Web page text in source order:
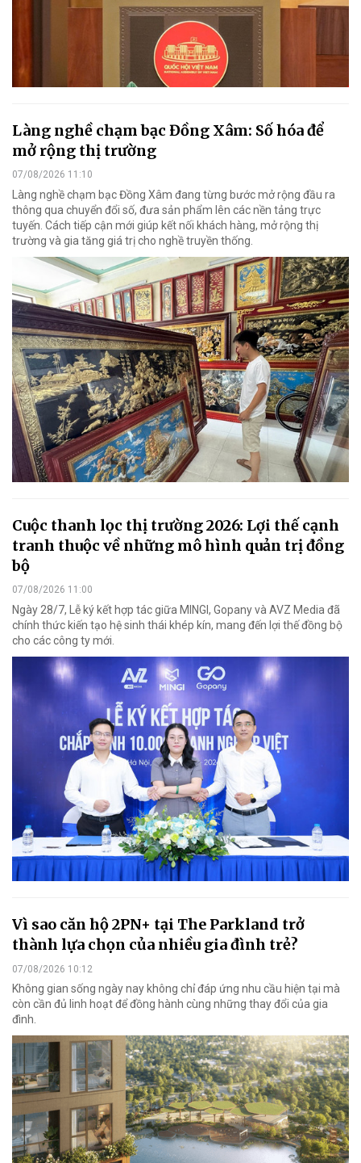
Làng nghề chạm bạc Đồng Xâm: Số hóa để
mở rộng thị trường
07/08/2026 11:10
Làng nghề chạm bạc Đồng Xâm đang từng bước mở rộng đầu ra
thông qua chuyển đổi số, đưa sản phẩm lên các nền tảng trực
tuyến. Cách tiếp cận mới giúp kết nối khách hàng, mở rộng thị
trường và gia tăng giá trị cho nghề truyền thống.
Cuộc thanh lọc thị trường 2026: Lợi thế cạnh
tranh thuộc về những mô hình quản trị đồng
bộ
07/08/2026 11:00
Ngày 28/7, Lễ ký kết hợp tác giữa MINGI, Gopany và AVZ Media đã
chính thức kiến tạo hệ sinh thái khép kín, mang đến lợi thế đồng bộ
cho các công ty mới.
Vì sao căn hộ 2PN+ tại The Parkland trở
thành lựa chọn của nhiều gia đình trẻ?
07/08/2026 10:12
Không gian sống ngày nay không chỉ đáp ứng nhu cầu hiện tại mà
còn cần đủ linh hoạt để đồng hành cùng những thay đổi của gia
đình.